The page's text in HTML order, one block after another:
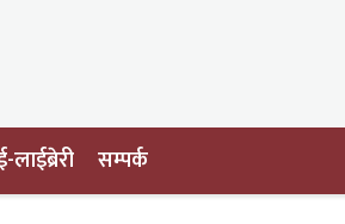
लाईब्रेरी सम्पर्क